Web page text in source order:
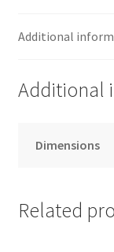
Additional
Additional
Dimensions
Related